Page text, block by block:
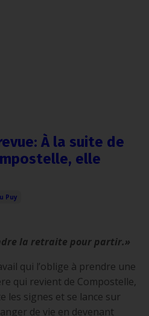
À la suite de
elle
Puy
la retraite pour partir.»
qui l’oblige à prendre une
qui revient de Compostelle,
les signes et se lance sur
de vie en devenant